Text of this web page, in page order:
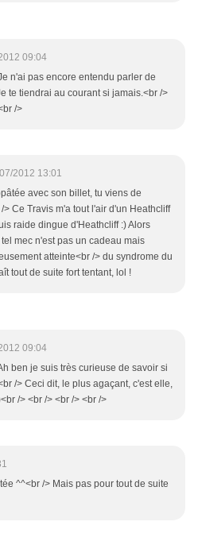
09:04
n'ai pas encore entendu parler de
te tiendrai au courant si jamais.<br />
/>
2012 13:01
avec son billet, tu viens de
> Ce Travis m'a tout l'air d'un Heathcliff
raide dingue d'Heathcliff :) Alors
mec n'est pas un cadeau mais
atteinte<br /> du syndrome du
tout de suite fort tentant, lol !
09:04
ben je suis très curieuse de savoir si
/> Ceci dit, le plus agaçant, c'est elle,
/> <br /> <br /> <br />
^^<br /> Mais pas pour tout de suite